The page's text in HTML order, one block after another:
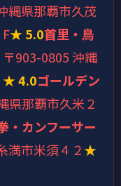
縄県那覇市久茂
★ 5.0首里・鳥
〒903-0805 沖縄
★ 4.0ゴールデン
県那覇市久米２
・カンフーサー
満市米須４２★